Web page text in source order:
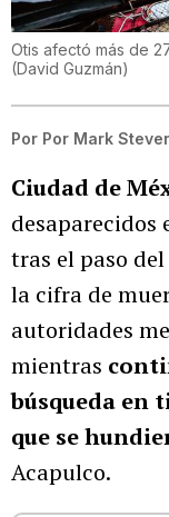
Otis afectó más de
(David Guzmán)
Por Por Mark
Ciudad de
desaparecidos
tras el paso del
la cifra de
autoridades
mientras
búsqueda en
que se
Acapulco.